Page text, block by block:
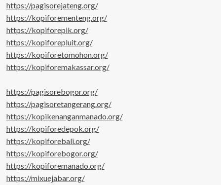
https://pagisorejateng.org/
https://kopiforementeng.org/
https://kopiforepik.org/
https://kopiforepluit.org/
https://kopiforetomohon.org/
https://kopiforemakassar.org/
https://pagisorebogor.org/
https://pagisoretangerang.org/
https://kopikenanganmanado.org/
https://kopiforedepok.org/
https://kopiforebali.org/
https://kopiforebogor.org/
https://kopiforemanado.org/
https://mixuejabar.org/